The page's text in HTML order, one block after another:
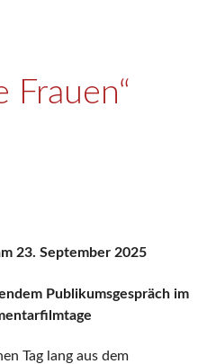
Frauen“
23. September 2025
Publikumsgespräch im
Tag lang aus dem